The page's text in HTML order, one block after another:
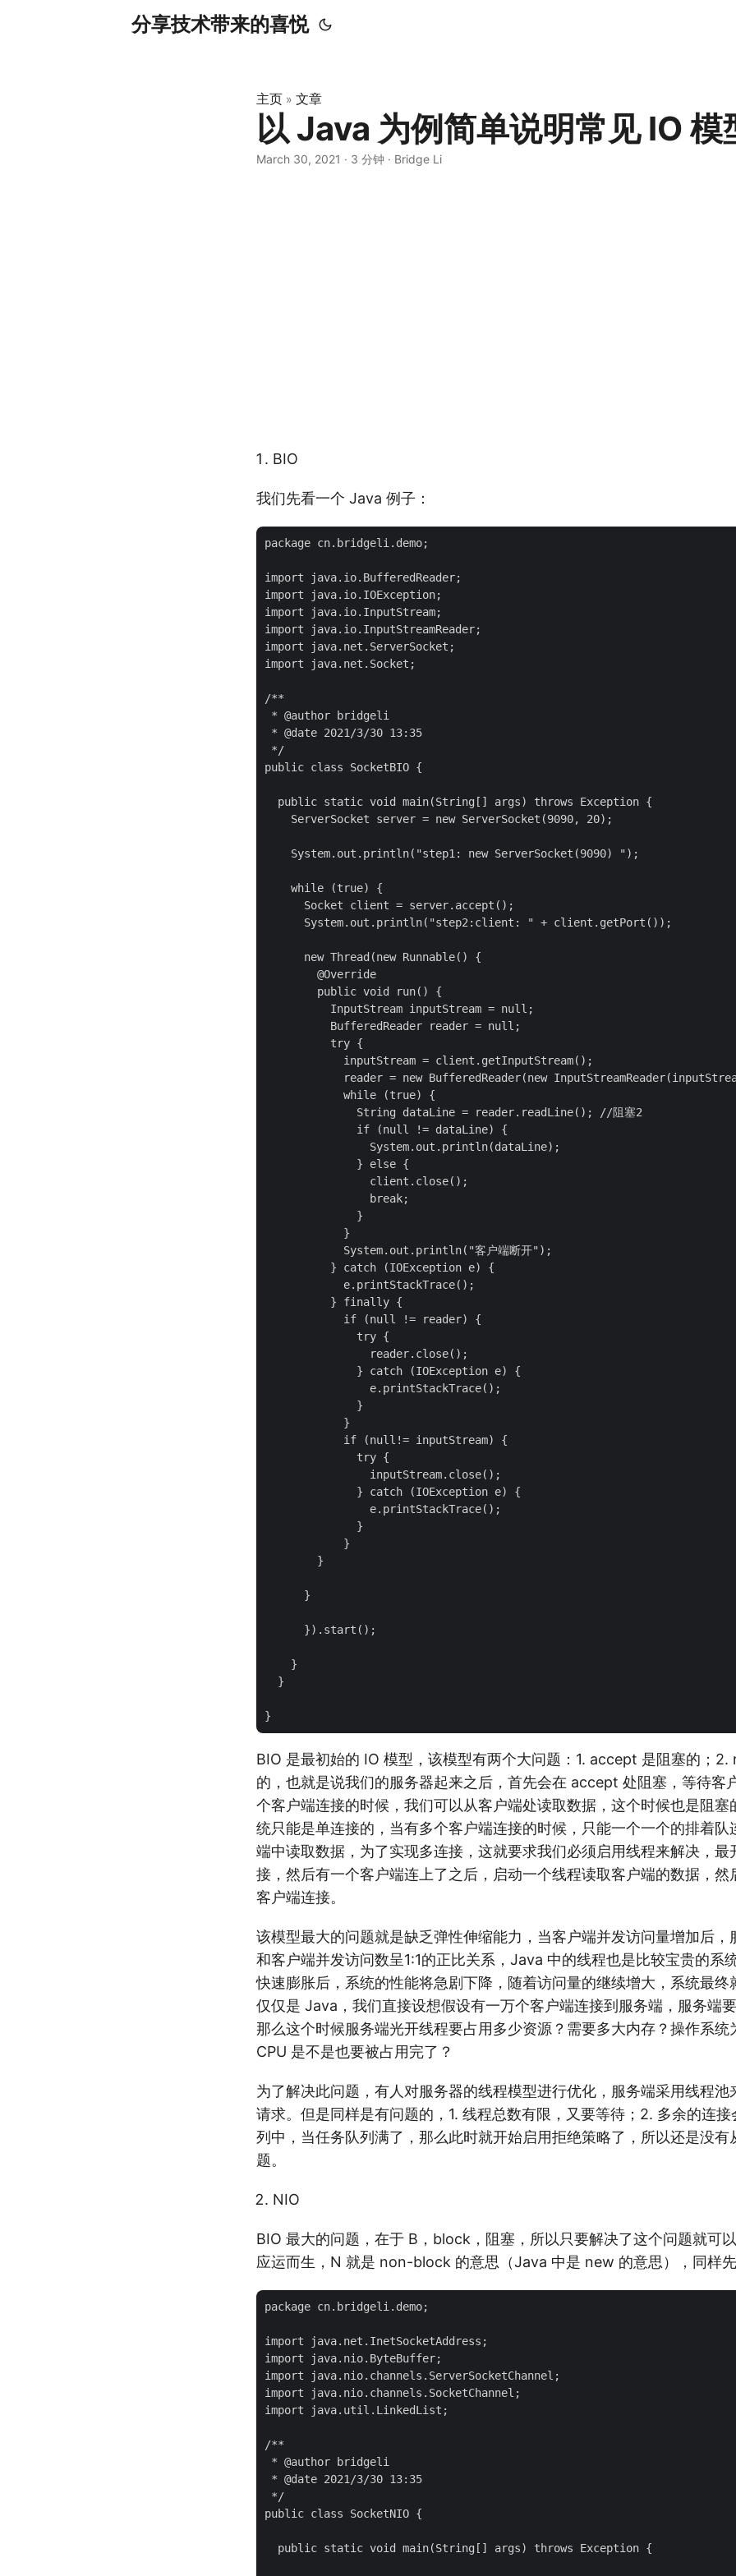
分享技术带来的喜悦
主页 » 文章
以 Java 为例简单说明常见 IO 模
March 30, 2021 · 3 分钟 · Bridge Li
BIO
我们先看一个 Java 例子：
package cn.bridgeli.demo;
import java.io.BufferedReader;
import java.io.IOException;
import java.io.InputStream;
import java.io.InputStreamReader;
import java.net.ServerSocket;
import java.net.Socket;
/**
* @author bridgeli
* @date 2021/3/30 13:35
*/
public class SocketBIO {
  public static void main(String[] args) throws Exception {
    ServerSocket server = new ServerSocket(9090, 20);
    System.out.println("step1: new ServerSocket(9090) ");
    while (true) {
      Socket client = server.accept();
      System.out.println("step2:client: " + client.getPort());
      new Thread(new Runnable() {
        @Override
        public void run() {
          InputStream inputStream = null;
          BufferedReader reader = null;
          try {
            inputStream = client.getInputStream();
reader = new BufferedReader(new
            while (true) {
              String dataLine = reader.readLine(); //阻塞2
              if (null != dataLine) {
                System.out.println(dataLine);
              } else {
                client.close();
                break;
              }
            }
            System.out.println("客户端断开");
          } catch (IOException e) {
            e.printStackTrace();
          } finally {
            if (null != reader) {
              try {
                reader.close();
              } catch (IOException e) {
                e.printStackTrace();
              }
            }
            if (null!= inputStream) {
              try {
                inputStream.close();
              } catch (IOException e) {
                e.printStackTrace();
              }
            }
        }
      }
      }).start();
    }
  }
BIO 是最初始的 IO 模型，该模型有两个大问题：1. accept 是阻塞的；2.
的，也就是说我们的服务器起来之后，首先会在 accept 处阻塞，等待客
个客户端连接的时候，我们可以从客户端处读取数据，这个时候也是阻塞
统只能是单连接的，当有多个客户端连接的时候，只能一个一个的排着队
端中读取数据，为了实现多连接，这就要求我们必须启用线程来解决，最
接，然后有一个客户端连上了之后，启动一个线程读取客户端的数据，然
客户端连接。
该模型最大的问题就是缺乏弹性伸缩能力，当客户端并发访问量增加后，
和客户端并发访问数呈1:1的正比关系，Java 中的线程也是比较宝贵的系
快速膨胀后，系统的性能将急剧下降，随着访问量的继续增大，系统最终
仅仅是 Java，我们直接设想假设有一万个客户端连接到服务端，服务端
那么这个时候服务端光开线程要占用多少资源？需要多大内存？操作系统
CPU 是不是也要被占用完了？
为了解决此问题，有人对服务器的线程模型进行优化，服务端采用线程池
请求。但是同样是有问题的，1. 线程总数有限，又要等待；2. 多余的连接
列中，当任务队列满了，那么此时就开始启用拒绝策略了，所以还是没有
题。
NIO
BIO 最大的问题，在于 B，block，阻塞，所以只要解决了这个问题就可
应运而生，N 就是 non-block 的意思（Java 中是 new 的意思），同样先
package cn.bridgeli.demo;
import java.net.InetSocketAddress;
import java.nio.ByteBuffer;
import java.nio.channels.ServerSocketChannel;
import java.nio.channels.SocketChannel;
import java.util.LinkedList;
/**
* @author bridgeli
* @date 2021/3/30 13:35
*/
public class SocketNIO {
  public static void main(String[] args) throws Exception {